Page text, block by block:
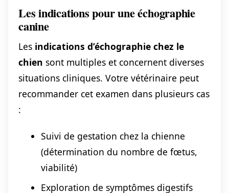
Les indications pour une échographie
canine
Les indications d’échographie chez le
chien sont multiples et concernent diverses
situations cliniques. Votre vétérinaire peut
recommander cet examen dans plusieurs cas
:
Suivi de gestation chez la chienne
(détermination du nombre de fœtus,
viabilité)
Exploration de symptômes digestifs